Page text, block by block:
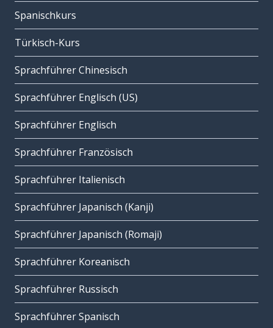
Spanischkurs
Türkisch-Kurs
Sprachführer Chinesisch
Sprachführer Englisch (US)
Sprachführer Englisch
Sprachführer Französisch
Sprachführer Italienisch
Sprachführer Japanisch (Kanji)
Sprachführer Japanisch (Romaji)
Sprachführer Koreanisch
Sprachführer Russisch
Sprachführer Spanisch